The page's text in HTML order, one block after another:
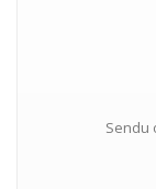
Sendu